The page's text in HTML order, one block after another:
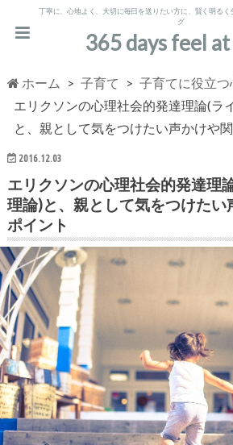
丁寧に、心地よく、大切に毎日を送りたい方に、賢く明るく
グ
365 days feel at
ホーム 子育て
子育てに役立つ
エリクソンの心理社会的発達理論(ラ
と、親として気をつけたい声かけや
2016.12.03
エリクソンの心理社会的発達理
理論)と、親として気をつけたい
ポイント